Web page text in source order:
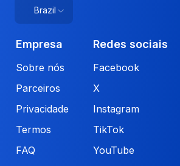
Brazil
Empresa
Sobre nós
Parceiros
Privacidade
Termos
FAQ
Redes sociais
Facebook
X
Instagram
TikTok
YouTube